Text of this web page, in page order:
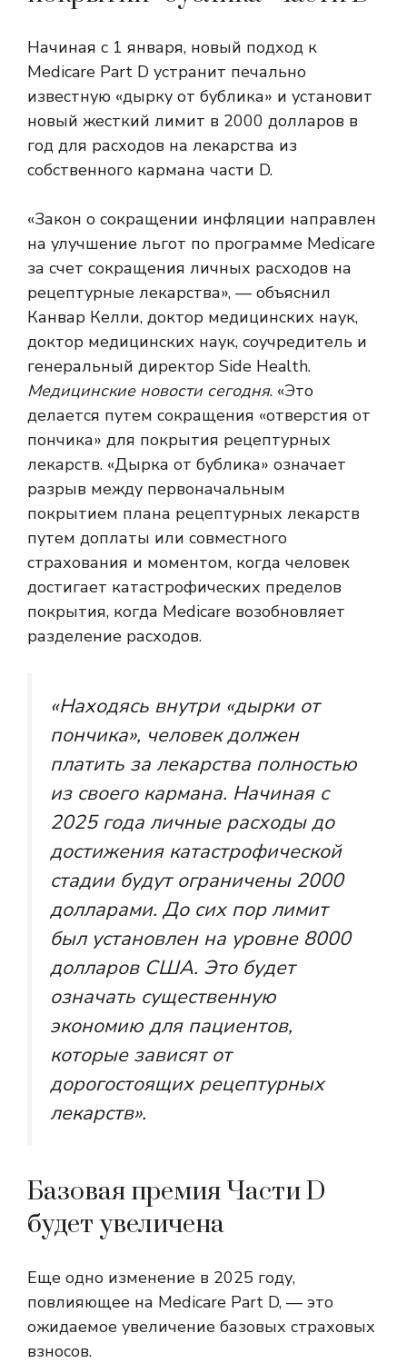
Начиная с 1 января, новый подход к
Medicare Part D устранит печально
известную «дырку от бублика» и установит
новый жесткий лимит в 2000 долларов в
год для расходов на лекарства из
собственного кармана части D.
«Закон о сокращении инфляции направлен
на улучшение льгот по программе Medicare
за счет сокращения личных расходов на
рецептурные лекарства», — объяснил
Канвар Келли, доктор медицинских наук,
доктор медицинских наук, соучредитель и
генеральный директор Side Health.
Медицинские новости сегодня. «Это
делается путем сокращения «отверстия от
пончика» для покрытия рецептурных
лекарств. «Дырка от бублика» означает
разрыв между первоначальным
покрытием плана рецептурных лекарств
путем доплаты или совместного
страхования и моментом, когда человек
достигает катастрофических пределов
покрытия, когда Medicare возобновляет
разделение расходов.
«Находясь внутри «дырки от
пончика», человек должен
платить за лекарства полностью
из своего кармана. Начиная с
2025 года личные расходы до
достижения катастрофической
стадии будут ограничены 2000
долларами. До сих пор лимит
был установлен на уровне 8000
долларов США. Это будет
означать существенную
экономию для пациентов,
которые зависят от
дорогостоящих рецептурных
лекарств».
Базовая премия Части D
будет увеличена
Еще одно изменение в 2025 году,
повлияющее на Medicare Part D, — это
ожидаемое увеличение базовых страховых
взносов.